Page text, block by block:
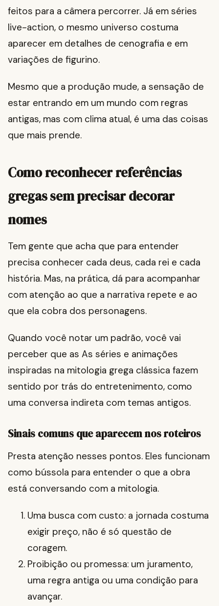
feitos para a câmera percorrer. Já em séries
live-action, o mesmo universo costuma
aparecer em detalhes de cenografia e em
variações de figurino.
Mesmo que a produção mude, a sensação de
estar entrando em um mundo com regras
antigas, mas com clima atual, é uma das coisas
que mais prende.
Como reconhecer referências
gregas sem precisar decorar
nomes
Tem gente que acha que para entender
precisa conhecer cada deus, cada rei e cada
história. Mas, na prática, dá para acompanhar
com atenção ao que a narrativa repete e ao
que ela cobra dos personagens.
Quando você notar um padrão, você vai
perceber que as As séries e animações
inspiradas na mitologia grega clássica fazem
sentido por trás do entretenimento, como
uma conversa indireta com temas antigos.
Sinais comuns que aparecem nos roteiros
Presta atenção nesses pontos. Eles funcionam
como bússola para entender o que a obra
está conversando com a mitologia.
Uma busca com custo: a jornada costuma
exigir preço, não é só questão de
coragem.
Proibição ou promessa: um juramento,
uma regra antiga ou uma condição para
avançar.